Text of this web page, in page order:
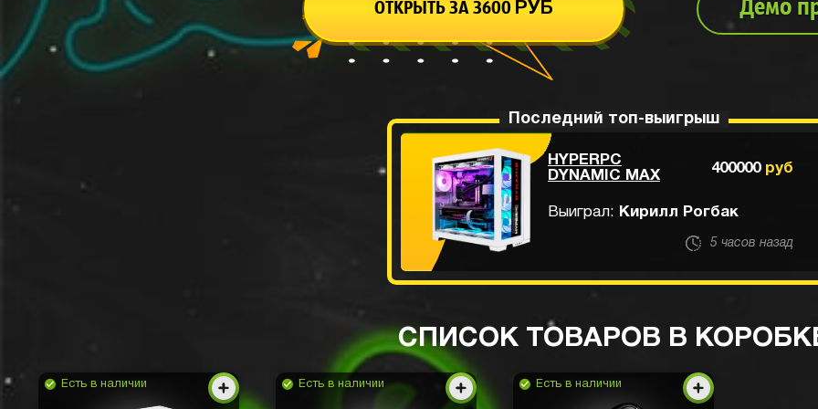
ОТКРЫТЬ ЗА3600 РУБ Демо
Последний топ-выигрыш
HYPERPC
DYNAMIC MAX
400000 руб
Выиграл: Кирилл Рогбак
5 часов назад
СПИСОК ТОВАРОВ В
Есть в наличии Есть в наличии Есть в наличии
Angfetg 3 часа назад
Посылока шла 8 дней всего. Я из питера